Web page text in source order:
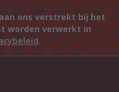
ons verstrekt bij het
worden verwerkt in
.